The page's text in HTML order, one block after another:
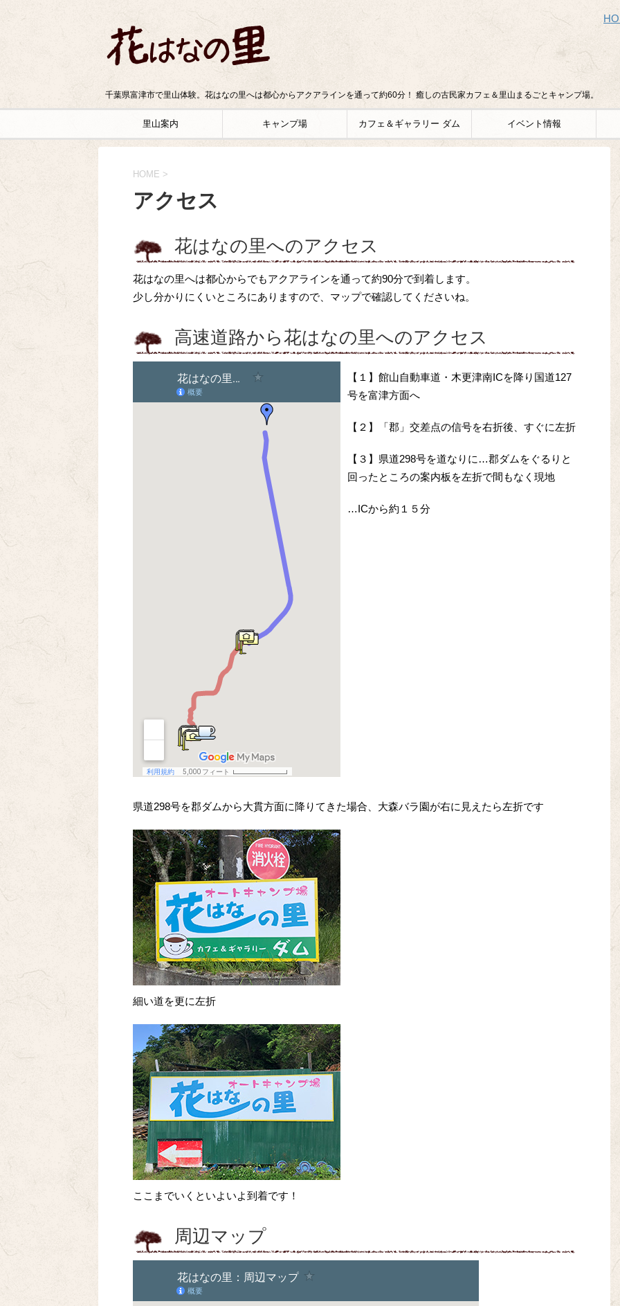
千葉県富津市で里山体験。花はなの里へは都心からアクアラインを通って約60分！ 癒しの古民家カフェ＆里山まるごとキャンプ場。
里山案内 キャンプ場 カフェ＆ギャラリー ダム イベント情報
HOME >
アクセス
花はなの里へのアクセス
花はなの里へは都心からでもアクアラインを通って約90分で到着します。
少し分かりにくいところにありますので、マップで確認してくださいね。
高速道路から花はなの里へのアクセス
【１】館山自動車道・木更津南ICを降り国道127
号を富津方面へ
【２】「郡」交差点の信号を右折後、すぐに左折
【３】県道298号を道なりに…郡ダムをぐるりと
回ったところの案内板を左折で間もなく現地
…ICから約１５分
県道298号を郡ダムから大貫方面に降りてきた場合、大森バラ園が右に見えたら左折です
細い道を更に左折
ここまでいくといよいよ到着です！
周辺マップ